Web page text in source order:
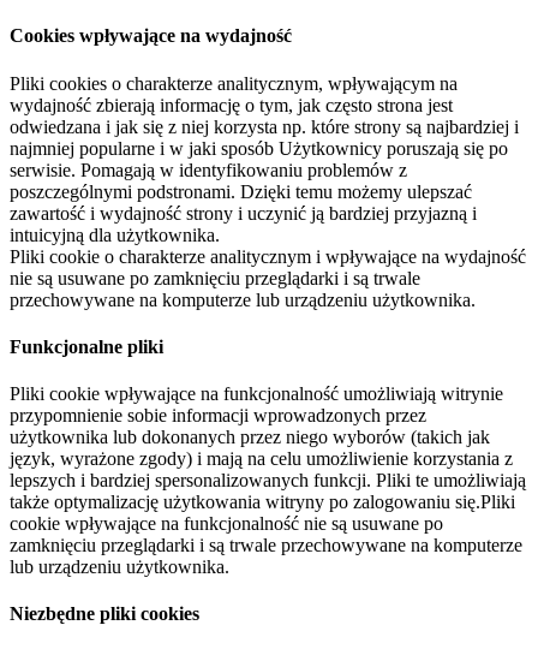
Cookies wpływające na wydajność
Pliki cookies o charakterze analitycznym, wpływającym na
wydajność zbierają informację o tym, jak często strona jest
odwiedzana i jak się z niej korzysta np. które strony są najbardziej i
najmniej popularne i w jaki sposób Użytkownicy poruszają się po
serwisie. Pomagają w identyfikowaniu problemów z
poszczególnymi podstronami. Dzięki temu możemy ulepszać
zawartość i wydajność strony i uczynić ją bardziej przyjazną i
intuicyjną dla użytkownika.
Pliki cookie o charakterze analitycznym i wpływające na wydajność
nie są usuwane po zamknięciu przeglądarki i są trwale
przechowywane na komputerze lub urządzeniu użytkownika.
Funkcjonalne pliki
Pliki cookie wpływające na funkcjonalność umożliwiają witrynie
przypomnienie sobie informacji wprowadzonych przez
użytkownika lub dokonanych przez niego wyborów (takich jak
język, wyrażone zgody) i mają na celu umożliwienie korzystania z
lepszych i bardziej spersonalizowanych funkcji. Pliki te umożliwiają
także optymalizację użytkowania witryny po zalogowaniu się.Pliki
cookie wpływające na funkcjonalność nie są usuwane po
zamknięciu przeglądarki i są trwale przechowywane na komputerze
lub urządzeniu użytkownika.
Niezbędne pliki cookies